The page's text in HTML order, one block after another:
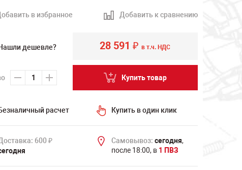
в избранное Добавить к сравнению
дешевле? 28 591₽ в т.ч. НДС
Купить товар
расчет Купить в один клик
600 ₽ Самовывоз: сегодня,
после 18:00, в 1 ПВЗ